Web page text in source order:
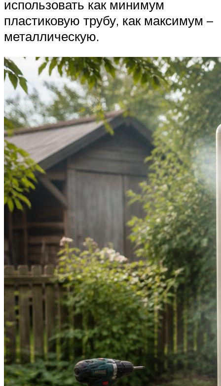
использовать как минимум
пластиковую трубу, как максимум –
металлическую.